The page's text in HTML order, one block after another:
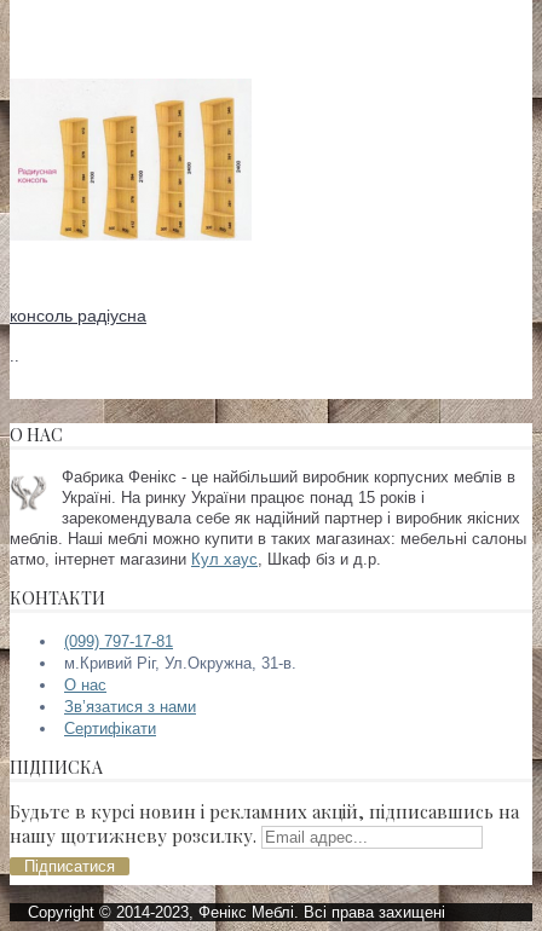
консоль радіусна
О НАС
Фабрика Фенікс - це найбільший виробник корпусних меблів в
Україні. На ринку України працює понад 15 років і
зарекомендувала себе як надійний партнер і виробник якісних
меблів. Наші меблі можно купити в таких магазинах: мебельні салоны
атмо, інтернет магазини Кул хаус , Шкаф біз и д.р.
КОНТАКТИ
(099) 797-17-81
м.Кривий Ріг, Ул.Окружна, 31-в.
О нас
Зв’язатися з нами
Сертифікати
ПІДПИСКА
Будьте в курсі новин і рекламних акцій, підписавшись на
нашу щотижневу розсилку.
Підписатися
Copyright © 2014-2023, Фенікс Меблі. Всі права захищені